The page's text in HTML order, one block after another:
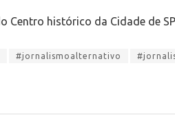
Centro histórico da Cidade de SP
#jornalismoalternativo